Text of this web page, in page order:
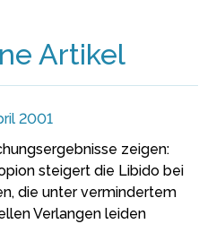
Artikel
2001
zeigen:
steigert die Libido bei
die unter vermindertem
Verlangen leiden